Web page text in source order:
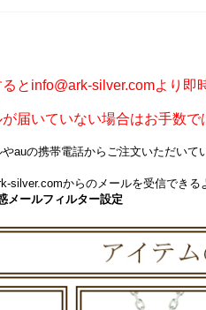
とinfo@ark-silver.comより即
届いていない場合はお手数で
auの携帯電話からご注文いただいて
silver.comからのメールを受信できる
メールフィルター設定